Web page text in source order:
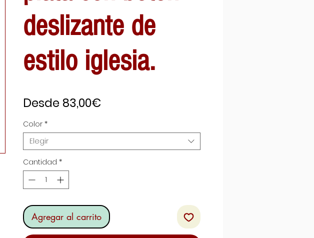
deslizante de
estilo iglesia.
Desde 83,00€
oferta
Color *
Elegir
Cantidad *
Agregar al carrito